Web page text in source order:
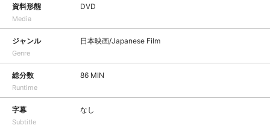
資料形態
Media
DVD
ジャンル
Genre
日本映画/Japanese Film
総分数
Runtime
86 MIN
字幕
Subtitle
なし